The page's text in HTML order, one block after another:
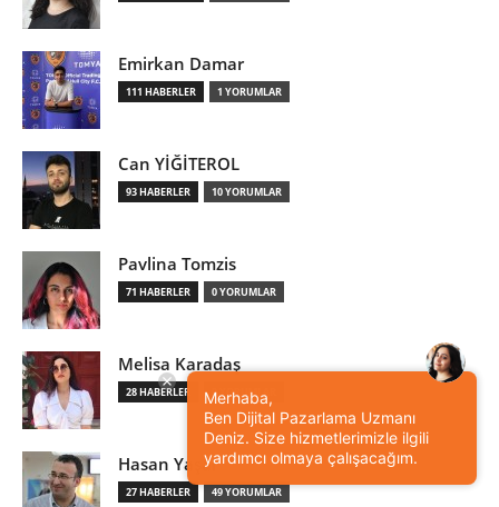
Emirkan Damar
111 HABERLER 1 YORUMLAR
Can YİĞİTEROL
93 HABERLER 10 YORUMLAR
Pavlina Tomzis
71 HABERLER 0 YORUMLAR
Melisa Karadaş
28 HABERLER 0 YORUMLAR
Hasan Yaşar
27 HABERLER 49 YORUMLAR
Merhaba,
Ben Dijital Pazarlama Uzmanı
Deniz. Size hizmetlerimizle ilgili
yardımcı olmaya çalışacağım.